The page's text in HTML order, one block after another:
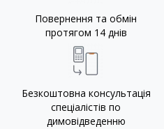
Повернення та обмін
протягом 14 днів
Безкоштовна консультація
спеціалістів по
димовідведенню